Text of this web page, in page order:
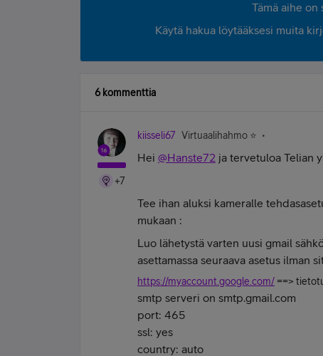
Tämä aihe
Käytä hakua löytääksesi muita
6 kommenttia
+7
kiisseli67 Virtuaalihahmo ⭐️
Hei @Hanste72 ja tervetuloa Telian
Tee ihan aluksi kameralle
mukaan :
Luo lähetystä varten uusi gmail
asettamassa seuraava asetus ilman
https://myaccount.google.com/ ==>
smtp serveri on smtp.gmail.com
port: 465
ssl: yes
country: auto